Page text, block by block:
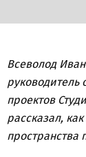
Всеволод
руководитель
проектов
рассказал,
пространства